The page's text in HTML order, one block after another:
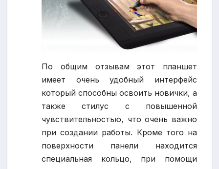
По общим отзывам этот планшет
имеет очень удобный интерфейс
который способны освоить новички, а
также стилус с повышенной
чувствительностью, что очень важно
при создании работы. Кроме того на
поверхности панели находится
специальная кольцо, при помощи